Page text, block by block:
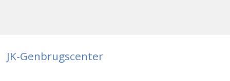
JK-Genbrugscenter